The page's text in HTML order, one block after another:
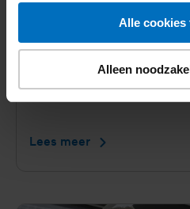
Alle cookies
Alleen
Diabeteszorg te veel
jongvolwassenen met
Lees meer Diabeteszorg